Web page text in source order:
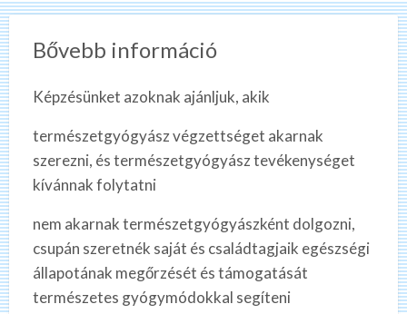
Bővebb információ
Képzésünket azoknak ajánljuk, akik
természetgyógyász végzettséget akarnak
szerezni, és természetgyógyász tevékenységet
kívánnak folytatni
nem akarnak természetgyógyászként dolgozni,
csupán szeretnék saját és családtagjaik egészségi
állapotának megőrzését és támogatását
természetes gyógymódokkal segíteni